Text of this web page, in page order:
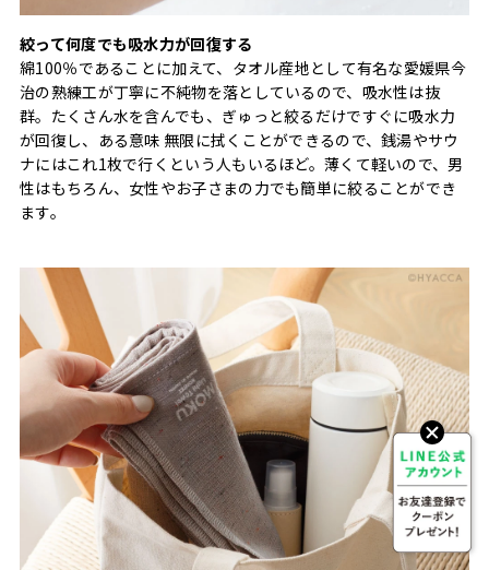
絞って何度でも吸水力が回復する
綿100％であることに加えて、タオル産地として有名な愛媛県今
治の熟練工が丁寧に不純物を落としているので、吸水性は抜
群。たくさん水を含んでも、ぎゅっと絞るだけですぐに吸水力
が回復し、ある意味 無限に拭くことができるので、銭湯やサウ
ナにはこれ1枚で行くという人もいるほど。薄くて軽いので、男
性はもちろん、女性やお子さまの力でも簡単に絞ることができ
ます。